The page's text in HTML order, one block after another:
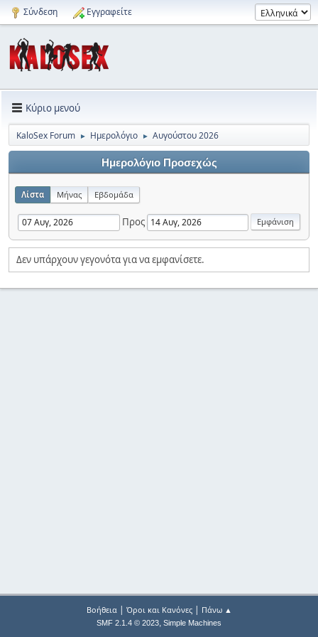
Σύνδεση Εγγραφείτε
Κύριο μενού
KaloSex Forum ► Ημερολόγιο ► Αυγούστου 2026
Ημερολόγιο Προσεχώς
Λίστα Μήνας Εβδομάδα
Προς
Δεν υπάρχουν γεγονότα για να εμφανίσετε.
Βοήθεια| Όροι και Κανόνες| Πάνω ▲
SMF 2.1.4 © 2023, Simple Machines